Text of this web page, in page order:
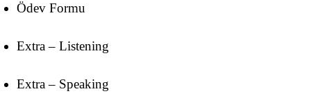
Ödev Formu
Extra – Listening
Extra – Speaking